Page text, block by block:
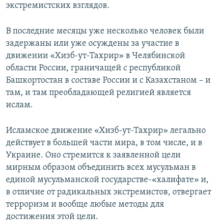
экстремистских взглядов.
В последние месяцы уже несколько человек были
задержаны или уже осуждены за участие в
движении «Хизб-ут-Тахрир» в Челябинской
области России, граничащей с республикой
Башкортостан в составе России и с Казахстаном – и
там, и там преобладающей религией является
ислам.
Исламское движение «Хизб-ут-Тахрир» легально
действует в большей части мира, в том числе, и в
Украине. Оно стремится к заявленной цели
мирным образом объединить всех мусульман в
единой мусульманской государстве-«халифате» и,
в отличие от радикальных экстремистов, отвергает
терроризм и вообще любые методы для
достижения этой цели.